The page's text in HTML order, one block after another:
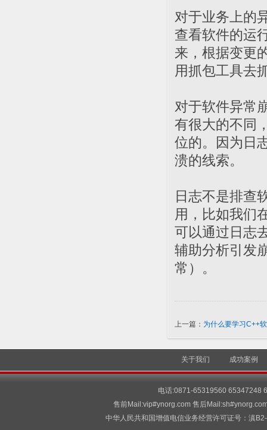
对于业务上的
查看软件的运
来，根据变更
用抓包工具去
对于软件异常
有很大的不同
位的。因为日
溃的线索。
日志不是排查
用，比如我们
可以通过日志
辅助分析引发
常）。
上一篇： 为什么要学习C++
关于我们 成功案例
电话:0871-65319560 65347248
售前Mail:vip#ynorg.com 售后
中华人民共和国增值电信业务经营许可证号：滇